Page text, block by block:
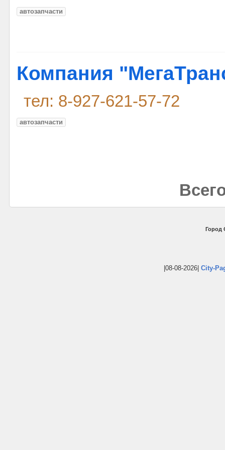
автозапчасти
Компания
тел: 8-927-621-57-72
автозапчасти
Город
|08-08-2026| City-